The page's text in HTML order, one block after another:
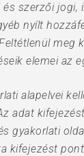
szerzői
nyílt
meg
elemei az
alapelvei
adat
gyakorlati
kifejezést